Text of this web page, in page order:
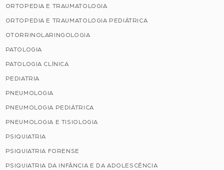
ORTOPEDIA E TRAUMATOLOGIA
ORTOPEDIA E TRAUMATOLOGIA PEDIÁTRICA
OTORRINOLARINGOLOGIA
PATOLOGIA
PATOLOGIA CLÍNICA
PEDIATRIA
PNEUMOLOGIA
PNEUMOLOGIA PEDIÁTRICA
PNEUMOLOGIA E TISIOLOGIA
PSIQUIATRIA
PSIQUIATRIA FORENSE
PSIQUIATRIA DA INFÂNCIA E DA ADOLESCÊNCIA